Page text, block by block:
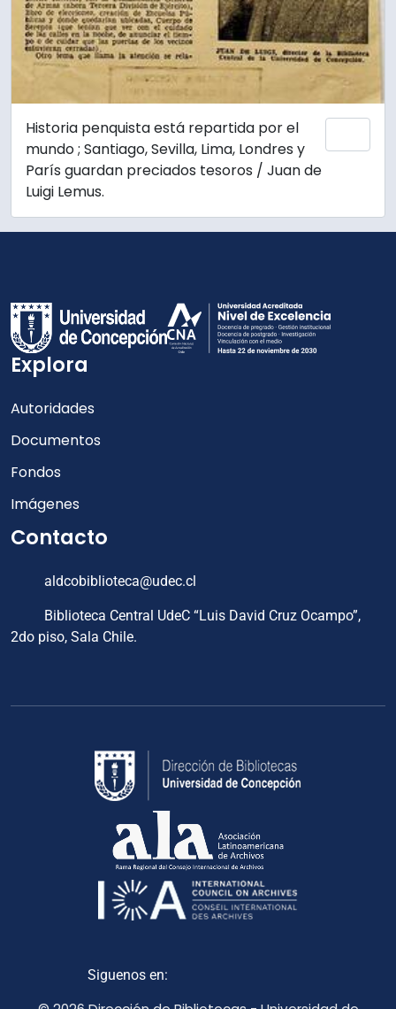
Historia penquista está repartida por el
mundo ; Santiago, Sevilla, Lima, Londres y
París guardan preciados tesoros / Juan de
Luigi Lemus.
Explora
Autoridades
Documentos
Fondos
Imágenes
Contacto
aldcobiblioteca@udec.cl
Biblioteca Central UdeC “Luis David Cruz Ocampo”,
2do piso, Sala Chile.
Siguenos en: